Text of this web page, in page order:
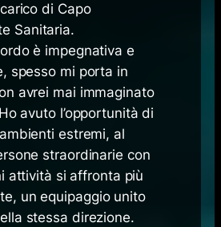
di Capo
Sanitaria.
è impegnativa e
spesso mi porta in
avrei mai immaginato
avuto l’opportunità di
estremi, al
straordinarie con
attività si affronta più
un equipaggio unito
stessa direzione.